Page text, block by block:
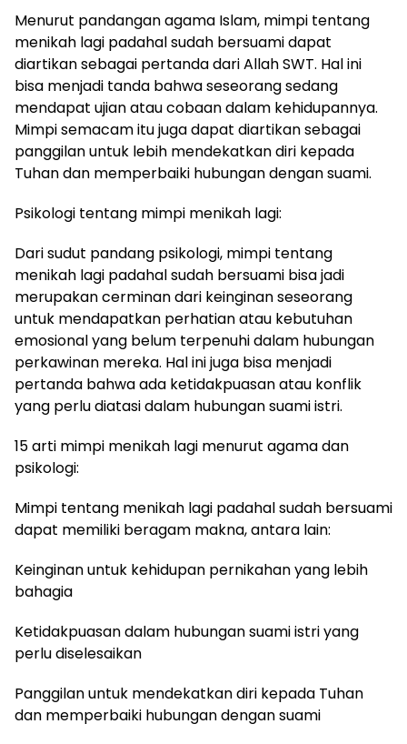
Menurut pandangan agama Islam, mimpi tentang
menikah lagi padahal sudah bersuami dapat
diartikan sebagai pertanda dari Allah SWT. Hal ini
bisa menjadi tanda bahwa seseorang sedang
mendapat ujian atau cobaan dalam kehidupannya.
Mimpi semacam itu juga dapat diartikan sebagai
panggilan untuk lebih mendekatkan diri kepada
Tuhan dan memperbaiki hubungan dengan suami.
Psikologi tentang mimpi menikah lagi:
Dari sudut pandang psikologi, mimpi tentang
menikah lagi padahal sudah bersuami bisa jadi
merupakan cerminan dari keinginan seseorang
untuk mendapatkan perhatian atau kebutuhan
emosional yang belum terpenuhi dalam hubungan
perkawinan mereka. Hal ini juga bisa menjadi
pertanda bahwa ada ketidakpuasan atau konflik
yang perlu diatasi dalam hubungan suami istri.
15 arti mimpi menikah lagi menurut agama dan
psikologi:
Mimpi tentang menikah lagi padahal sudah bersuami
dapat memiliki beragam makna, antara lain:
Keinginan untuk kehidupan pernikahan yang lebih
bahagia
Ketidakpuasan dalam hubungan suami istri yang
perlu diselesaikan
Panggilan untuk mendekatkan diri kepada Tuhan
dan memperbaiki hubungan dengan suami